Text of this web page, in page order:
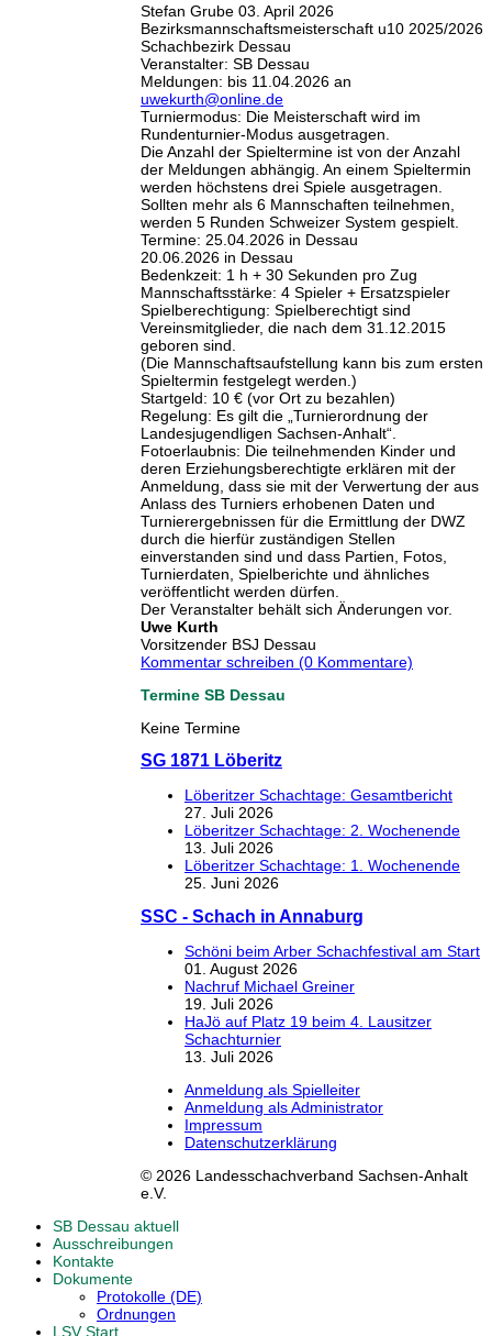
Stefan Grube 03. April 2026
Bezirksmannschaftsmeisterschaft u10 2025/2026
Schachbezirk Dessau
Veranstalter: SB Dessau
Meldungen: bis 11.04.2026 an
uwekurth@online.de
Turniermodus: Die Meisterschaft wird im
Rundenturnier-Modus ausgetragen.
Die Anzahl der Spieltermine ist von der Anzahl
der Meldungen abhängig. An einem Spieltermin
werden höchstens drei Spiele ausgetragen.
Sollten mehr als 6 Mannschaften teilnehmen,
werden 5 Runden Schweizer System gespielt.
Termine: 25.04.2026 in Dessau
20.06.2026 in Dessau
Bedenkzeit: 1 h + 30 Sekunden pro Zug
Mannschaftsstärke: 4 Spieler + Ersatzspieler
Spielberechtigung: Spielberechtigt sind
Vereinsmitglieder, die nach dem 31.12.2015
geboren sind.
(Die Mannschaftsaufstellung kann bis zum ersten
Spieltermin festgelegt werden.)
Startgeld: 10 € (vor Ort zu bezahlen)
Regelung: Es gilt die „Turnierordnung der
Landesjugendligen Sachsen-Anhalt“.
Fotoerlaubnis: Die teilnehmenden Kinder und
deren Erziehungsberechtigte erklären mit der
Anmeldung, dass sie mit der Verwertung der aus
Anlass des Turniers erhobenen Daten und
Turnierergebnissen für die Ermittlung der DWZ
durch die hierfür zuständigen Stellen
einverstanden sind und dass Partien, Fotos,
Turnierdaten, Spielberichte und ähnliches
veröffentlicht werden dürfen.
Der Veranstalter behält sich Änderungen vor.
Uwe Kurth
Vorsitzender BSJ Dessau
Kommentar schreiben (0 Kommentare)
Termine SB Dessau
Keine Termine
SG 1871 Löberitz
Löberitzer Schachtage: Gesamtbericht
27. Juli 2026
Löberitzer Schachtage: 2. Wochenende
13. Juli 2026
Löberitzer Schachtage: 1. Wochenende
25. Juni 2026
SSC - Schach in Annaburg
Schöni beim Arber Schachfestival am Start
01. August 2026
Nachruf Michael Greiner
19. Juli 2026
HaJö auf Platz 19 beim 4. Lausitzer
Schachturnier
13. Juli 2026
Anmeldung als Spielleiter
Anmeldung als Administrator
Impressum
Datenschutzerklärung
© 2026 Landesschachverband Sachsen-Anhalt
e.V.
SB Dessau aktuell
Ausschreibungen
Kontakte
Dokumente
Protokolle (DE)
Ordnungen
LSV Start